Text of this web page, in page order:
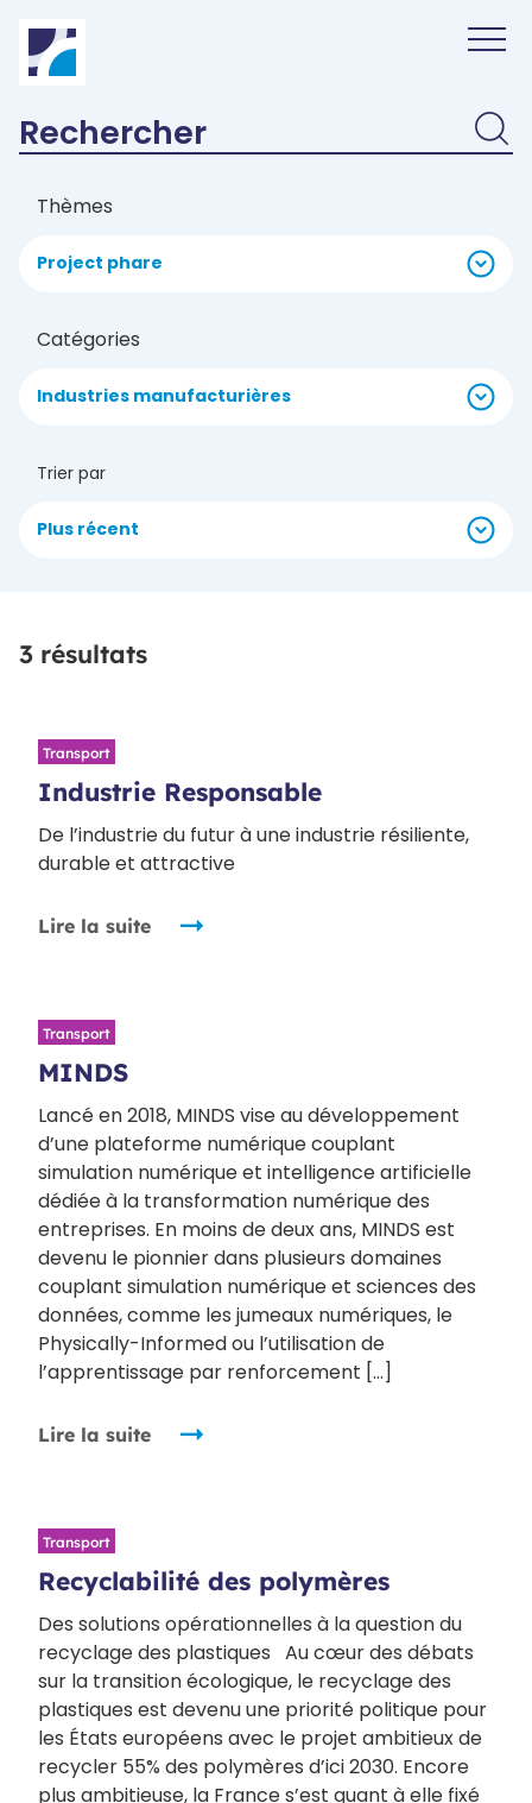
Thèmes
Project phare
Catégories
Industries manufacturières
Trier par
Plus récent
3 résultats
Transport
Industrie Responsable
De l’industrie du futur à une industrie résiliente,
durable et attractive
Lire la suite
Transport
MINDS
Lancé en 2018, MINDS vise au développement
d’une plateforme numérique couplant
simulation numérique et intelligence artificielle
dédiée à la transformation numérique des
entreprises. En moins de deux ans, MINDS est
devenu le pionnier dans plusieurs domaines
couplant simulation numérique et sciences des
données, comme les jumeaux numériques, le
Physically-Informed ou l’utilisation de
l’apprentissage par renforcement […]
Lire la suite
Transport
Recyclabilité des polymères
Des solutions opérationnelles à la question du
recyclage des plastiques Au cœur des débats
sur la transition écologique, le recyclage des
plastiques est devenu une priorité politique pour
les États européens avec le projet ambitieux de
recycler 55% des polymères d’ici 2030. Encore
plus ambitieuse, la France s’est quant à elle fixé